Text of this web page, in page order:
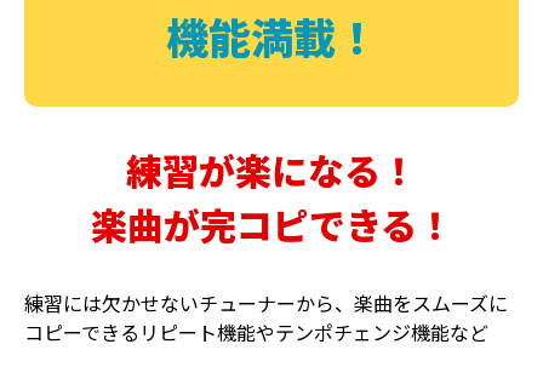
DELAY PHASER
機能満載！
練習が楽になる！
楽曲が完コピできる！
練習には欠かせないチューナーから、楽曲をスムーズに
コピーできるリピート機能やテンポチェンジ機能など